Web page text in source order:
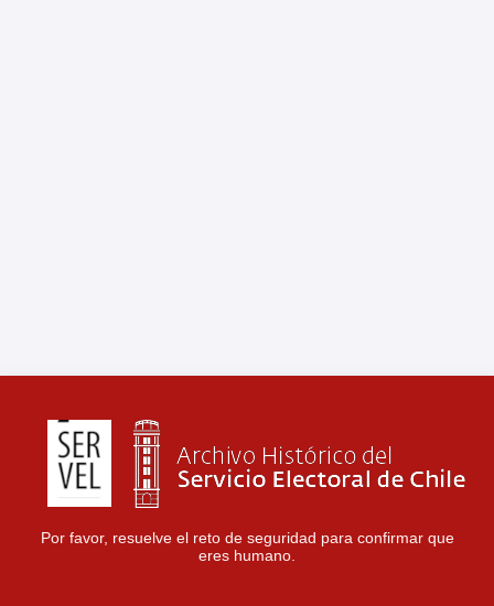
Por favor, resuelve el reto de seguridad para confirmar que
eres humano.